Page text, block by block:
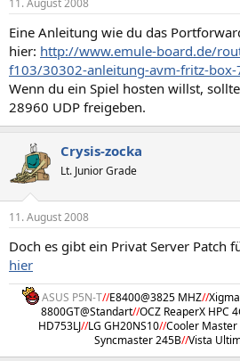
11. August 2008
Eine Anleitung wie du das
hier: http://www.emule-board.de/
f103/30302-anleitung-avm-fritz-
Wenn du ein Spiel hosten willst,
28960 UDP freigeben.
Crysis-zocka
Lt. Junior Grade
11. August 2008
Doch es gibt ein Privat Server Patch
hier
ASUS P5N-T//E8400@3825 MHZ//
8800GT@Standart//OCZ ReaperX HPC
HD753LJ//LG GH20NS10//Cooler Master
Syncmaster 245B//Vista